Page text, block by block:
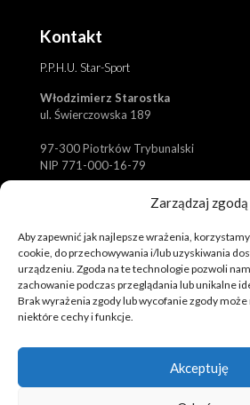
Zarządzaj zgodą
Aby zapewnić jak najlepsze wrażenia,
cookie, do przechowywania i/lub uzyskiwania
urządzeniu. Zgoda na te technologie pozwoli
zachowanie podczas przeglądania lub unikalne
Brak wyrażenia zgody lub wycofanie zgody
niektóre cechy i funkcje.
Akceptuję
Kontakt
P.P.H.U. Star-Sport
Włodzimierz Starostka
ul. Świerczowska 189
97-300 Piotrków Trybunalski
NIP 771-000-16-79
biuro@koszulki-sportowe.pl
✉ +48 601 373 714